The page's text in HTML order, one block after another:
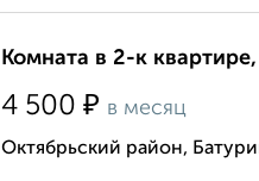
Комната в 2-к
4 500 ₽ в месяц
Октябрьский район,